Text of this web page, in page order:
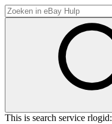
This is search service rlogid: